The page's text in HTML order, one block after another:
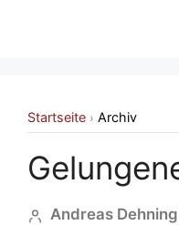
Startseite › Archiv
Andreas Dehning